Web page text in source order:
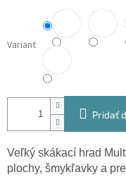
Variant
Pridať
Veľký skákací hrad
plochy, šmykľavky a